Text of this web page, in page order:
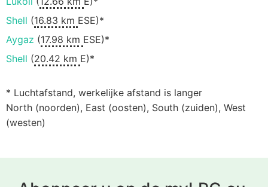
Shell (16.83 km ESE)*
Aygaz (17.98 km ESE)*
Shell (20.42 km E)*
* Luchtafstand, werkelijke afstand is langer
North (noorden), East (oosten), South (zuiden), West
(westen)